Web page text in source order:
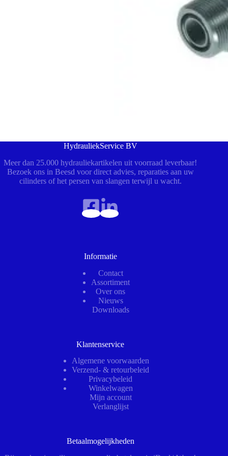
HydrauliekService BV
Meer dan 25.000 hydrauliekartikelen uit voorraad leverbaar!
Bezoek ons in Beesd voor direct advies, reparaties aan uw
cilinders of het persen van slangen terwijl u wacht.
Informatie
Contact
Assortiment
Over ons
Nieuws
Downloads
Klantenservice
Algemene voorwaarden
Verzend- & retourbeleid
Privacybeleid
Winkelwagen
Mijn account
Verlanglijst
Betaalmogelijkheden